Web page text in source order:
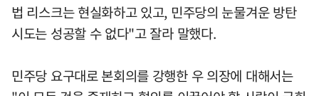
법 리스크는 현실화하고 있고, 민주당의 눈물겨운 방탄
시도는 성공할 수 없다"고 잘라 말했다.
민주당 요구대로 본회의를 강행한 우 의장에 대해서는